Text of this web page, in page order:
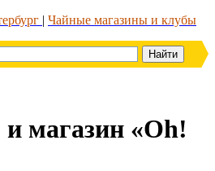
Чайные магазины и клубы
магазин «Oh!